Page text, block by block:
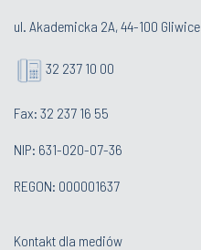
ul. Akademicka 2A, 44-100 Gliwice
32 237 10 00
Fax: 32 237 16 55
NIP: 631-020-07-36
REGON: 000001637
Kontakt dla mediów